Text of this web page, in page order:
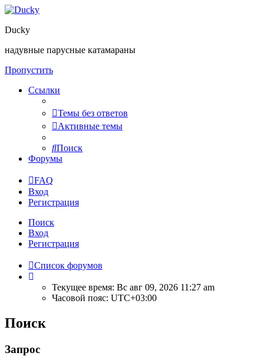
Ducky
надувные парусные катамараны
Пропустить
Ссылки
Темы без ответов
Активные темы
Поиск
Форумы
FAQ
Вход
Регистрация
Поиск
Вход
Регистрация
Список форумов
Текущее время: Вс авг 09, 2026 11:27 am
Часовой пояс: UTC+03:00
Поиск
Запрос